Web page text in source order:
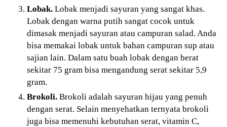
Lobak.Lobak menjadi sayuran yang sangat khas.
Lobak dengan warna putih sangat cocok untuk
dimasak menjadi sayuran atau campuran salad. Anda
bisa memakai lobak untuk bahan campuran sup atau
sajian lain. Dalam satu buah lobak dengan berat
sekitar 75 gram bisa mengandung serat sekitar 5,9
gram.
Brokoli.Brokoli adalah sayuran hijau yang penuh
dengan serat. Selain menyehatkan ternyata brokoli
juga bisa memenuhi kebutuhan serat, vitamin C,